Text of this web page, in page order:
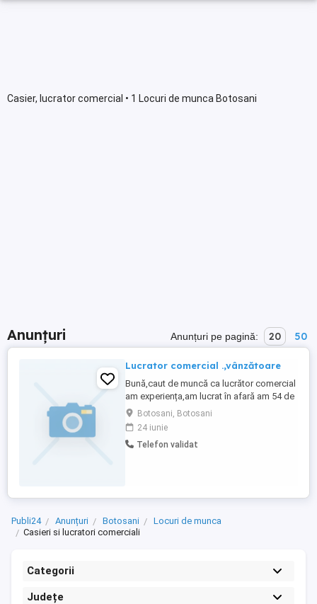
Casier, lucrator comercial • 1 Locuri de munca Botosani
Anunțuri Anunțuri pe pagină: 20 50
Lucrator comercial .,vânzătoare
Bună,caut de muncă ca lucrător comercial
am experiența,am lucrat în afară am 54 de
ani Botosani, Botosani
24 iunie
Telefon validat
Publi24 Anunțuri Botosani
Locuri de munca
Casieri si lucratori comerciali
Categorii
Județe